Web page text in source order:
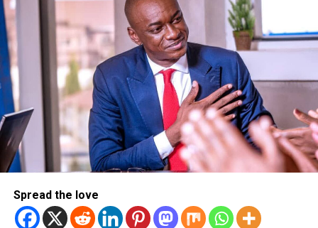
Spread the love